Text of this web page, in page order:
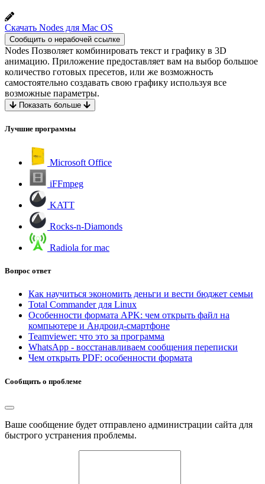
Скачать Nodes для Mac OS
Сообщить о нерабочей ссылке
Nodes Позволяет комбинировать текст и графику в 3D
анимацию. Приложение предоставляет вам на выбор большое
количество готовых пресетов, или же возможность
самостоятельно создавать свою графику используя все
возможные параметры.
Показать больше
Лучшие программы
Microsoft Office
iFFmpeg
KATT
Rocks-n-Diamonds
Radiola for mac
Вопрос ответ
Как научиться экономить деньги и вести бюджет семьи
Total Commander для Linux
Особенности формата APK: чем открыть файл на
компьютере и Андроид-смартфоне
Teamviewer: что это за программа
WhatsApp - восстанавливаем сообщения переписки
Чем открыть PDF: особенности формата
Сообщить о проблеме
Ваше сообщение будет отправлено администрации сайта для
быстрого устранения проблемы.